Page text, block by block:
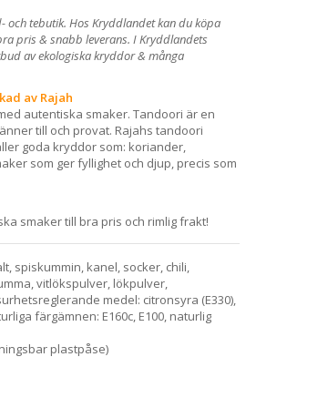
och tebutik. Hos Kryddlandet kan du köpa
pris & snabb leverans. I Kryddlandets
av ekologiska kryddor & många
av Rajah
autentiska smaker. Tandoori är en
till och provat. Rajahs tandoori
goda kryddor som: koriander,
som ger fyllighet och djup, precis som
smaker till bra pris och rimlig frakt!
spiskummin, kanel, socker, chili,
vitlökspulver, lökpulver,
medel: citronsyra (E330),
färgämnen: E160c, E100, naturlig
plastpåse)